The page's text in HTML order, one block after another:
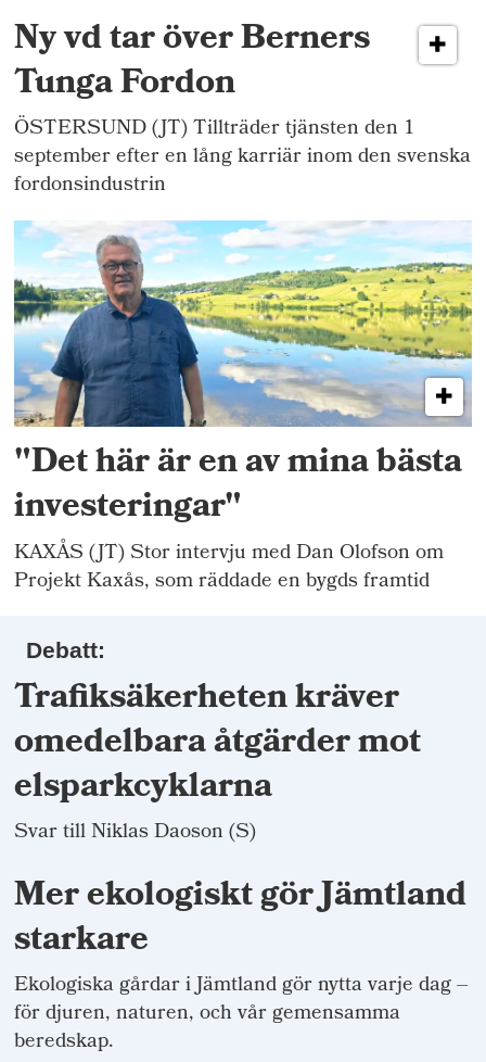
Ny vd tar över Berners
Tunga Fordon
ÖSTERSUND (JT) Tillträder tjänsten den 1
september efter en lång karriär inom den svenska
fordonsindustrin
"Det här är en av mina bästa
investeringar"
KAXÅS (JT) Stor intervju med Dan Olofson om
Projekt Kaxås, som räddade en bygds framtid
Debatt:
Trafiksäkerheten kräver
omedelbara åtgärder mot
elsparkcyklarna
Svar till Niklas Daoson (S)
Mer ekologiskt gör Jämtland
starkare
Ekologiska gårdar i Jämtland gör nytta varje dag –
för djuren, naturen, och vår gemensamma
beredskap.